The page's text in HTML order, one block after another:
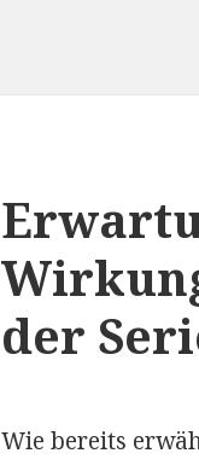
der
Wie bereits